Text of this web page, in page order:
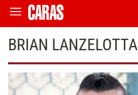
BRIAN LANZELOTTA